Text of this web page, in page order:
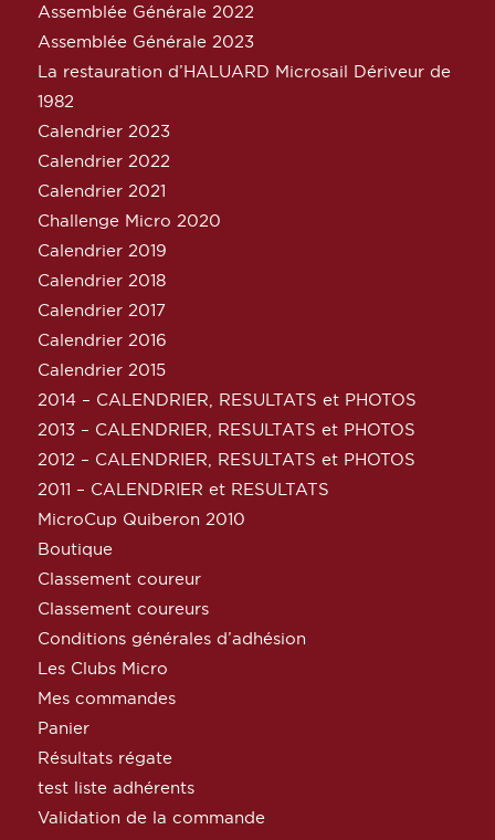
Assemblée Générale 2022
Assemblée Générale 2023
La restauration d’HALUARD Microsail Dériveur de
1982
Calendrier 2023
Calendrier 2022
Calendrier 2021
Challenge Micro 2020
Calendrier 2019
Calendrier 2018
Calendrier 2017
Calendrier 2016
Calendrier 2015
2014 – CALENDRIER, RESULTATS et PHOTOS
2013 – CALENDRIER, RESULTATS et PHOTOS
2012 – CALENDRIER, RESULTATS et PHOTOS
2011 – CALENDRIER et RESULTATS
MicroCup Quiberon 2010
Boutique
Classement coureur
Classement coureurs
Conditions générales d’adhésion
Les Clubs Micro
Mes commandes
Panier
Résultats régate
test liste adhérents
Validation de la commande